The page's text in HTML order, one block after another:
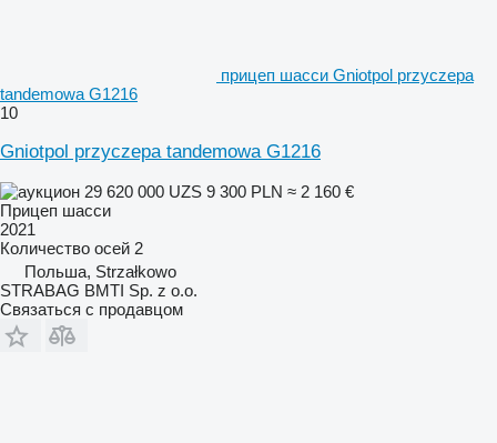
прицеп шасси Gniotpol przyczepa
tandemowa G1216
10
Gniotpol przyczepa tandemowa G1216
29 620 000 UZS 9 300 PLN ≈ 2 160 €
Прицеп шасси
2021
Количество осей 2
Польша, Strzałkowo
STRABAG BMTI Sp. z o.o.
Связаться с продавцом